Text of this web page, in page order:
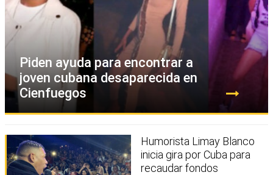
Piden ayuda para encontrar a
joven cubana desaparecida en
Cienfuegos
Humorista Limay Blanco
inicia gira por Cuba para
recaudar fondos